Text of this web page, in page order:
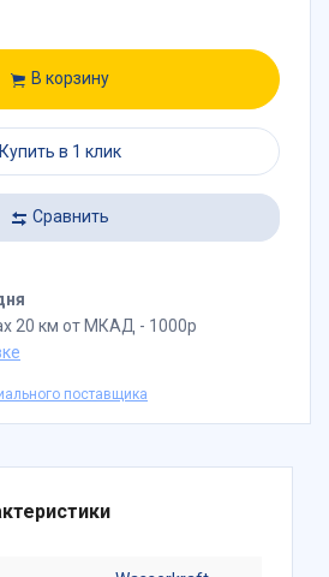
В корзину
Купить в 1 клик
Сравнить
20 км от МКАД - 1000р
поставщика